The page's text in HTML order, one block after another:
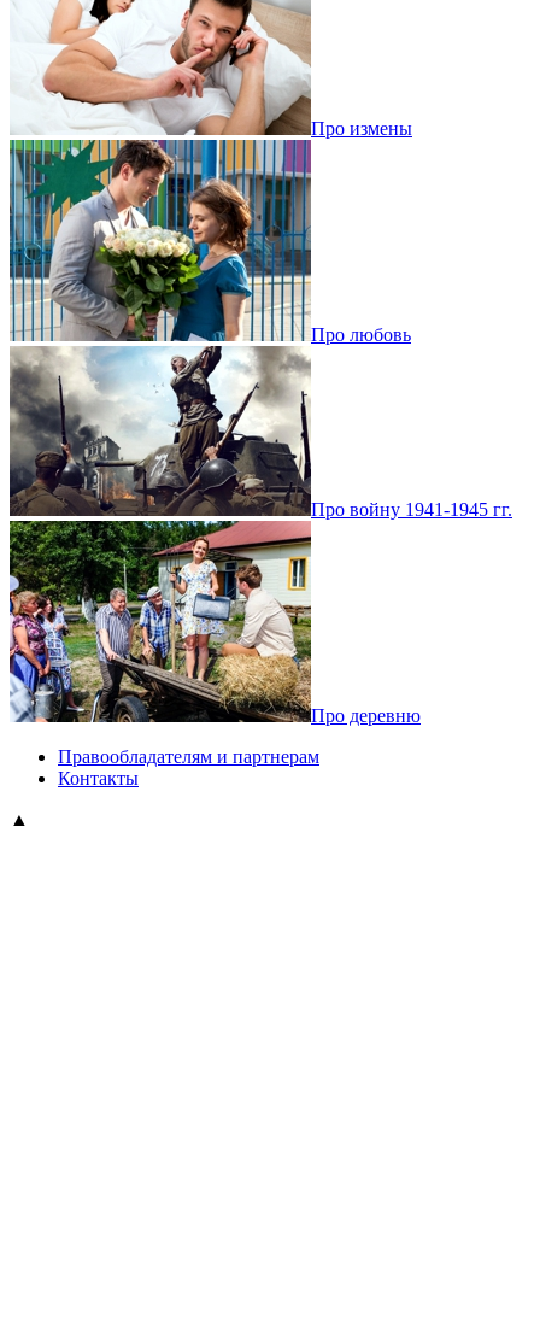
Про измены
Про любовь
Про войну 1941-1945 гг.
Про деревню
Правообладателям и партнерам
Контакты
▲